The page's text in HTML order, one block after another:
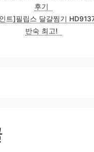
후기
트]필립스 달걀찜기
반숙 최고!